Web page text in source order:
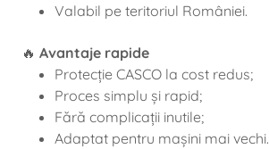
Valabil pe teritoriul României.
🔥 Avantaje rapide
Protecție CASCO la cost redus;
Proces simplu și rapid;
Fără complicații inutile;
Adaptat pentru mașini mai vechi.